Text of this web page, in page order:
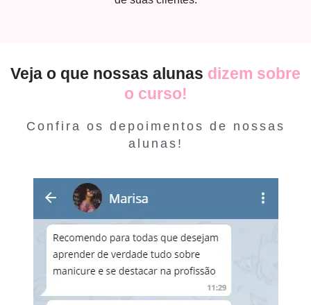
Veja o que nossas alunas dizem sobre
o curso!
Confira os depoimentos de nossas
alunas!